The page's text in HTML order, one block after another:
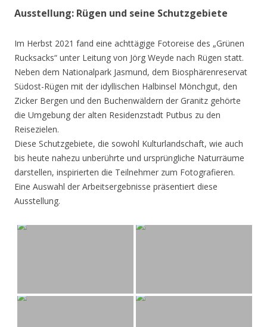
Ausstellung: Rügen und seine Schutzgebiete
Im Herbst 2021 fand eine achttägige Fotoreise des „Grünen
Rucksacks“ unter Leitung von Jörg Weyde nach Rügen statt.
Neben dem Nationalpark Jasmund, dem Biosphärenreservat
Südost-Rügen mit der idyllischen Halbinsel Mönchgut, den
Zicker Bergen und den Buchenwäldern der Granitz gehörte
die Umgebung der alten Residenzstadt Putbus zu den
Reisezielen.
Diese Schutzgebiete, die sowohl Kulturlandschaft, wie auch
bis heute nahezu unberührte und ursprüngliche Naturräume
darstellen, inspirierten die Teilnehmer zum Fotografieren.
Eine Auswahl der Arbeitsergebnisse präsentiert diese
Ausstellung.